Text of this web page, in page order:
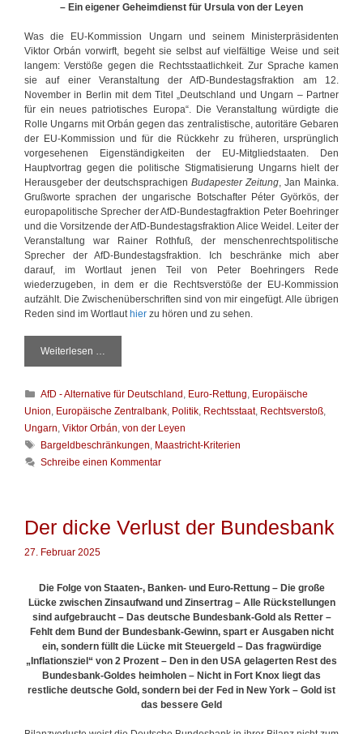
– Ein eigener Geheimdienst für Ursula von der Leyen
Was die EU-Kommission Ungarn und seinem Ministerpräsidenten
Viktor Orbán vorwirft, begeht sie selbst auf vielfältige Weise und seit
langem: Verstöße gegen die Rechtsstaatlichkeit. Zur Sprache kamen
sie auf einer Veranstaltung der AfD-Bundestagsfraktion am 12.
November in Berlin mit dem Titel „Deutschland und Ungarn – Partner
für ein neues patriotisches Europa“. Die Veranstaltung würdigte die
Rolle Ungarns mit Orbán gegen das zentralistische, autoritäre Gebaren
der EU-Kommission und für die Rückkehr zu früheren, ursprünglich
vorgesehenen Eigenständigkeiten der EU-Mitgliedstaaten. Den
Hauptvortrag gegen die politische Stigmatisierung Ungarns hielt der
Herausgeber der deutschsprachigen Budapester Zeitung, Jan Mainka.
Grußworte sprachen der ungarische Botschafter Péter Györkös, der
europapolitische Sprecher der AfD-Bundestagfraktion Peter Boehringer
und die Vorsitzende der AfD-Bundestagsfraktion Alice Weidel. Leiter der
Veranstaltung war Rainer Rothfuß, der menschenrechtspolitische
Sprecher der AfD-Bundestagsfraktion. Ich beschränke mich aber
darauf, im Wortlaut jenen Teil von Peter Boehringers Rede
wiederzugeben, in dem er die Rechtsverstöße der EU-Kommission
aufzählt. Die Zwischenüberschriften sind von mir eingefügt. Alle übrigen
Reden sind im Wortlaut hier zu hören und zu sehen.
Weiterlesen …
i
R
e
c
h
s
s
e
d
e
r
E
U
-
K
m
K
a
g
o
n
AfD - Alternative für Deutschland , Euro-Rettung, Europäische
Union, Europäische Zentralbank, Politik, Rechtsstaat, Rechtsverstoß,
Ungarn, Viktor Orbán, von der Leyen
S
c
w
ö
e
r
Bargeldbeschränkungen, Maastricht-Kriterien
Schreibe einen Kommentar
Der dicke Verlust der Bundesbank
27. Februar 2025
Die Folge von Staaten-, Banken- und Euro-Rettung – Die große
Lücke zwischen Zinsaufwand und Zinsertrag – Alle Rückstellungen
sind aufgebraucht – Das deutsche Bundesbank-Gold als Retter –
Fehlt dem Bund der Bundesbank-Gewinn, spart er Ausgaben nicht
ein, sondern füllt die Lücke mit Steuergeld – Das fragwürdige
„Inflationsziel“ von 2 Prozent – Den in den USA gelagerten Rest des
Bundesbank-Goldes heimholen – Nicht in Fort Knox liegt das
restliche deutsche Gold, sondern bei der Fed in New York – Gold ist
das bessere Geld